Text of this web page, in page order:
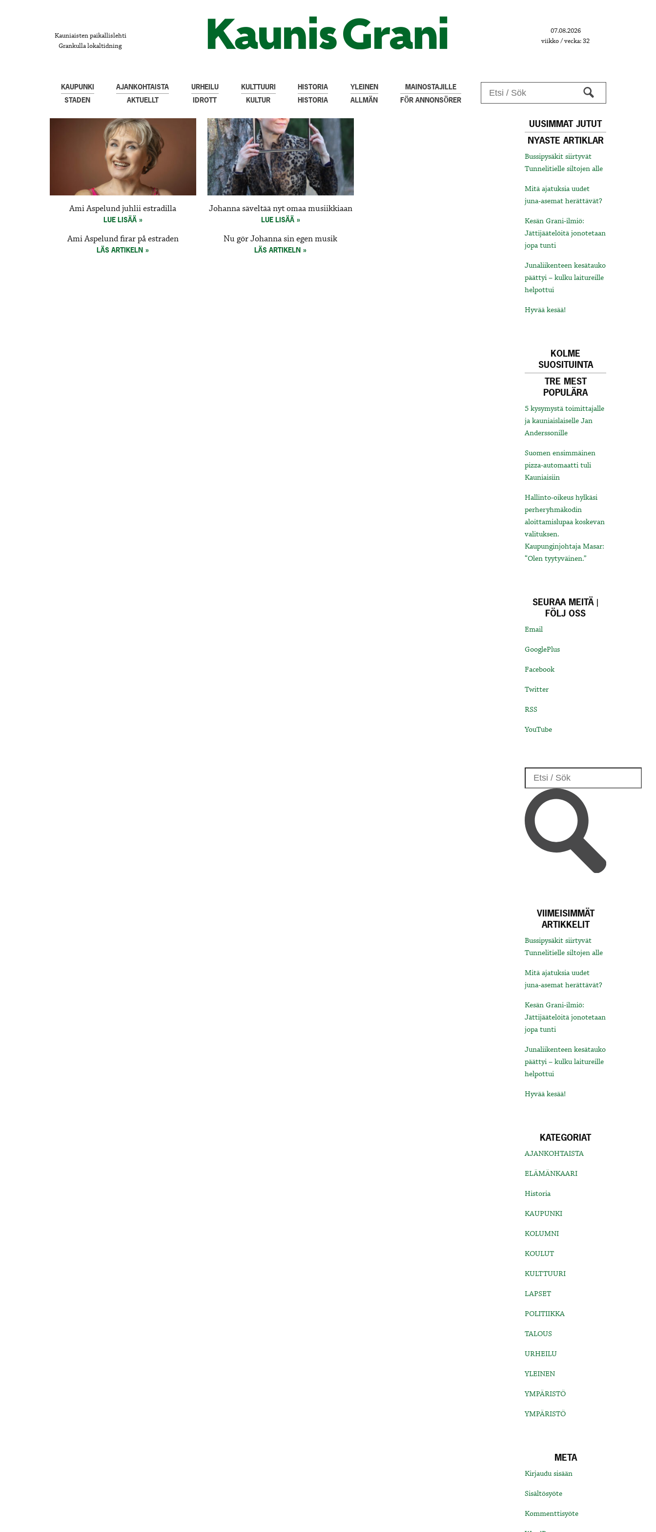
Kauniaisten paikallislehti
Grankulla lokaltidning
07.08.2026
viikko / vecka: 32
KAUPUNKI
STADEN
AJANKOHTAISTA
AKTUELLT
URHEILU
IDROTT
KULTTUURI
KULTUR
HISTORIA
HISTORIA
YLEINEN
ALLMÄN
MAINOSTAJILLE
FÖR ANNONSÖRER
Ami Aspelund juhlii estradilla
LUE LISÄÄ
Ami Aspelund firar på estraden
LÄS ARTIKELN
Johanna säveltää nyt omaa musiikkiaan
LUE LISÄÄ
Nu gör Johanna sin egen musik
LÄS ARTIKELN
UUSIMMAT JUTUT
NYASTE ARTIKLAR
Bussipysäkit siirtyvät
Tunnelitielle siltojen alle
Mitä ajatuksia uudet
juna-asemat herättävät?
Kesän Grani-ilmiö:
Jättijäätelöitä jonotetaan
jopa tunti
Junaliikenteen kesätauko
päättyi – kulku laitureille
helpottui
Hyvää kesää!
KOLME
SUOSITUINTA
TRE MEST
POPULÄRA
5 kysymystä toimittajalle
ja kauniaislaiselle Jan
Anderssonille
Suomen ensimmäinen
pizza-automaatti tuli
Kauniaisiin
Hallinto-oikeus hylkäsi
perheryhmäkodin
aloittamislupaa koskevan
valituksen.
Kaupunginjohtaja Masar:
“Olen tyytyväinen.”
SEURAA MEITÄ |
FÖLJ OSS
Email
GooglePlus
Facebook
Twitter
RSS
YouTube
VIIMEISIMMÄT
ARTIKKELIT
Bussipysäkit siirtyvät
Tunnelitielle siltojen alle
Mitä ajatuksia uudet
juna-asemat herättävät?
Kesän Grani-ilmiö:
Jättijäätelöitä jonotetaan
jopa tunti
Junaliikenteen kesätauko
päättyi – kulku laitureille
helpottui
Hyvää kesää!
KATEGORIAT
AJANKOHTAISTA
ELÄMÄNKAARI
Historia
KAUPUNKI
KOLUMNI
KOULUT
KULTTUURI
LAPSET
POLITIIKKA
TALOUS
URHEILU
YLEINEN
YMPÄRISTÖ
YMPÄRISTÖ
META
Kirjaudu sisään
Sisältösyöte
Kommenttisyöte